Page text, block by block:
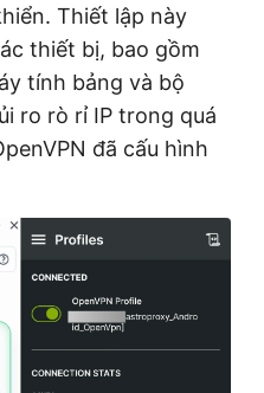
Thiết lập này
thiết bị, bao gồm
tính bảng và bộ
ro rò rỉ IP trong quá
đã cấu hình